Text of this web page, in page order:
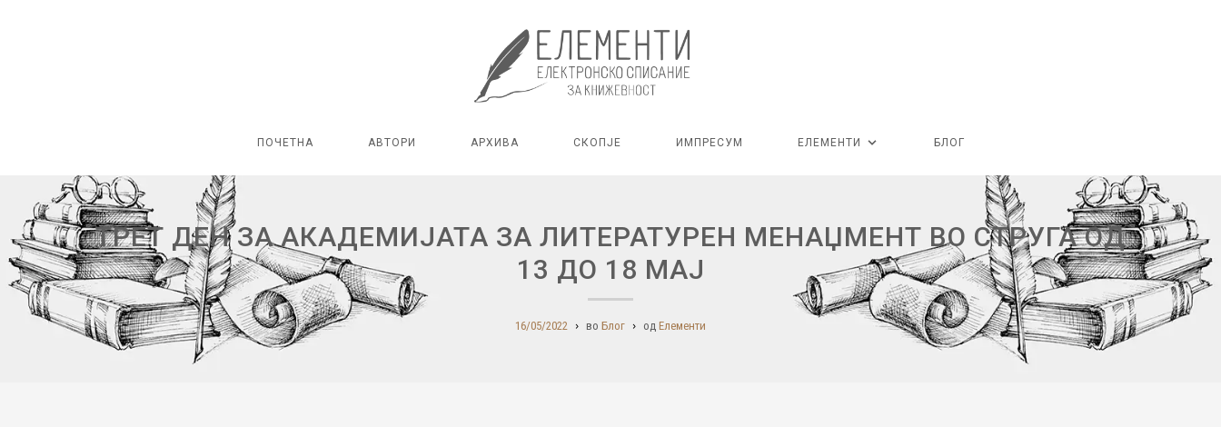
ПОЧЕТНА АВТОРИ АРХИВА СКОПЈЕ ИМПРЕСУМ ЕЛЕМЕНТИ БЛОГ
ТРЕТ ДЕН ЗА АКАДЕМИЈАТА ЗА ЛИТЕРАТУРЕН МЕНАЏМЕНТ ВО СТРУГА ОД
13 ДО 18 МАЈ
16/05/2022 во Блог од Елементи